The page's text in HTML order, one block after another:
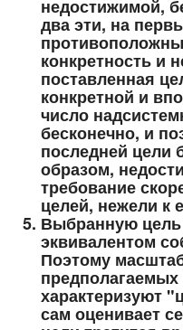
недостижимой,
два эти, на
конкретность и
поставленная
конкретной и
число
бесконечно, и
последней цели
образом,
требование
целей, нежели к
Выбранную
эквивалентом
Поэтому
предполагаемых
характеризуют
сам оценивает